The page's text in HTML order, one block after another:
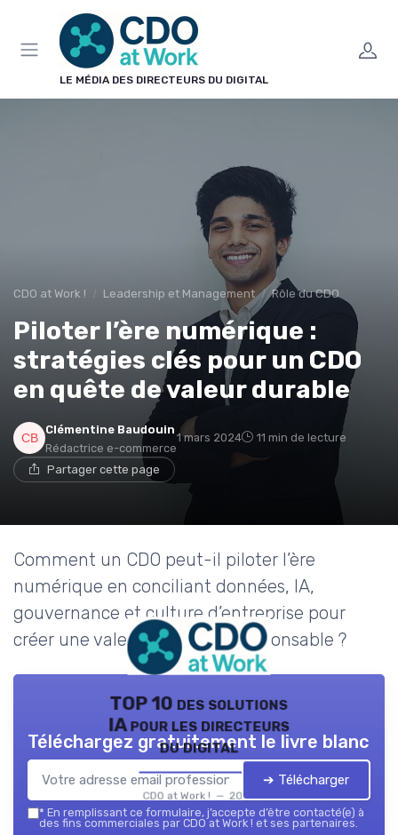
LE MÉDIA DES DIRECTEURS DU DIGITAL
CDO at Work ! Leadership et Management Rôle du CDO
Piloter l’ère numérique :
stratégies clés pour un CDO
en quête de valeur durable
Clémentine Baudouin
Rédactrice e-commerce
1 mars 2024 11 min de lecture
Partager cette page
Comment un CDO peut-il piloter l’ère
numérique en conciliant données, IA,
gouvernance et culture d’entreprise pour
créer une valeur durable et responsable ?
TOP 10 des solutions
IA pour les directeurs
du digital
CDO at Work ! — 2026
Téléchargez gratuitement le livre blanc
➔ Télécharger
* En remplissant ce formulaire, j’accepte d’être contacté(e) à
des fins commerciales par CDO at Work ! et ses partenaires.
Panneau de gestion des cookies